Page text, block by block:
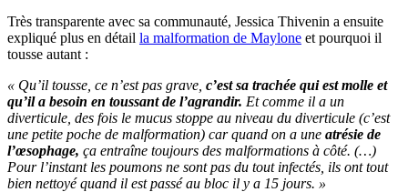
Très transparente avec sa communauté, Jessica Thivenin a ensuite
expliqué plus en détail la malformation de Maylone et pourquoi il
tousse autant :
« Qu’il tousse, ce n’est pas grave, c’est sa trachée qui est molle et
qu’il a besoin en toussant de l’agrandir. Et comme il a un
diverticule, des fois le mucus stoppe au niveau du diverticule (c’est
une petite poche de malformation) car quand on a une atrésie de
l’œsophage, ça entraîne toujours des malformations à côté. (…)
Pour l’instant les poumons ne sont pas du tout infectés, ils ont tout
bien nettoyé quand il est passé au bloc il y a 15 jours. »